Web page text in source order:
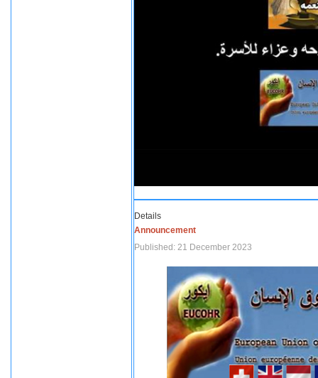
Details
Announcement
Published: 21 December 2023